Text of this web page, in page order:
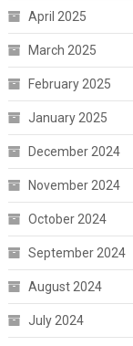
April 2025
March 2025
February 2025
January 2025
December 2024
November 2024
October 2024
September 2024
August 2024
July 2024